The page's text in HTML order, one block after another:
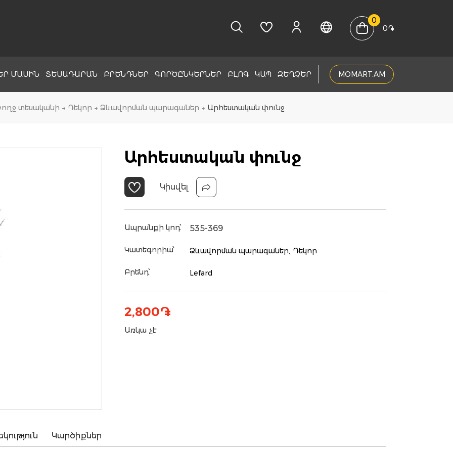
0
0֏
ՄԱՍԻՆ ՏԵՍԱԴԱՐԱՆ ԲՐԵՆԴՆԵՐ ԳՈՐԾԸՆԿԵՐՆԵՐ ԲԼՈԳ ԿԱՊ ԶԵՂՉԵՐ MOMART.AM
տեսականի → Դեկոր → Ձևավորման պարագաներ → Արհեստական փունջ
Արհեստական փունջ
Կիսվել
Ապրանքի կոդ՝ 535-369
Կատեգորիա՝ Ձևավորման պարագաներ, Դեկոր
Բրենդ՝ Lefard
2,800֏
Առկա չէ
Կարծիքներ